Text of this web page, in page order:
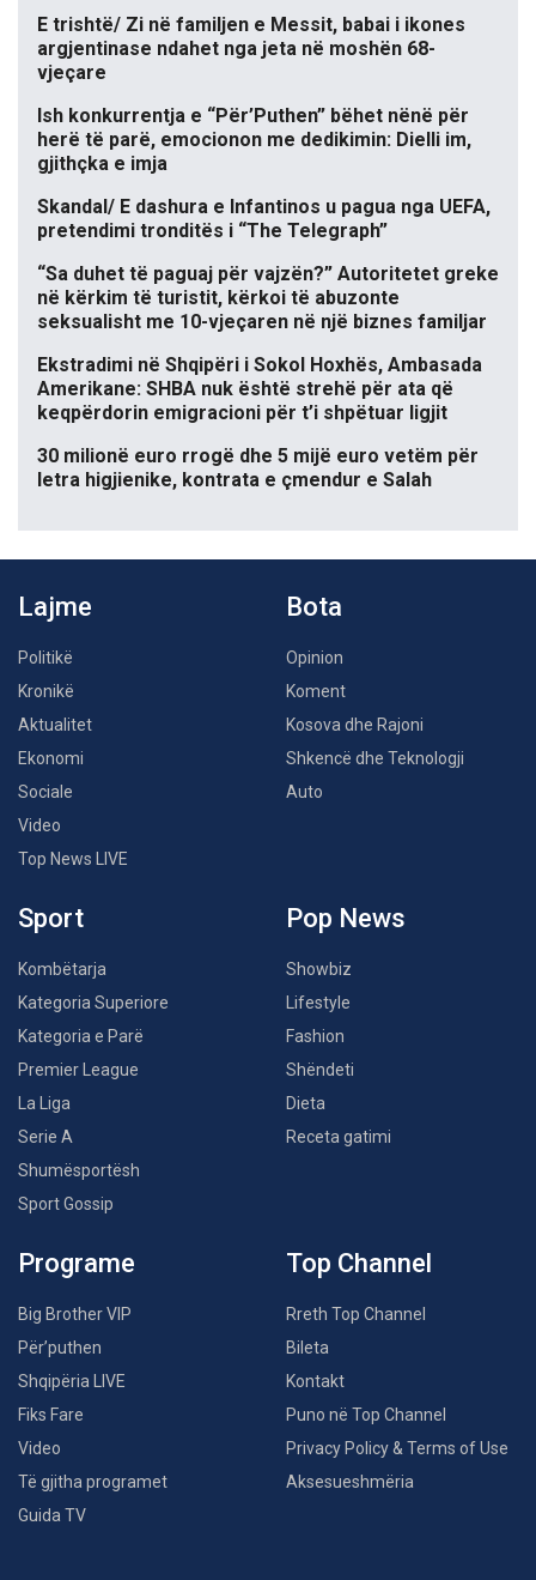
E trishtë/ Zi në familjen e Messit, babai i ikones
argjentinase ndahet nga jeta në moshën 68-
vjeçare
Ish konkurrentja e “Për’Puthen” bëhet nënë për
herë të parë, emocionon me dedikimin: Dielli im,
gjithçka e imja
Skandal/ E dashura e Infantinos u pagua nga UEFA,
pretendimi tronditës i “The Telegraph”
“Sa duhet të paguaj për vajzën?” Autoritetet greke
në kërkim të turistit, kërkoi të abuzonte
seksualisht me 10-vjeçaren në një biznes familjar
Ekstradimi në Shqipëri i Sokol Hoxhës, Ambasada
Amerikane: SHBA nuk është strehë për ata që
keqpërdorin emigracioni për t’i shpëtuar ligjit
30 milionë euro rrogë dhe 5 mijë euro vetëm për
letra higjienike, kontrata e çmendur e Salah
Lajme
Politikë
Kronikë
Aktualitet
Ekonomi
Sociale
Video
Top News LIVE
Bota
Opinion
Koment
Kosova dhe Rajoni
Shkencë dhe Teknologji
Auto
Sport
Kombëtarja
Kategoria Superiore
Kategoria e Parë
Premier League
La Liga
Serie A
Shumësportësh
Sport Gossip
Pop News
Showbiz
Lifestyle
Fashion
Shëndeti
Dieta
Receta gatimi
Programe
Big Brother VIP
Për’puthen
Shqipëria LIVE
Fiks Fare
Video
Të gjitha programet
Guida TV
Top Channel
Rreth Top Channel
Bileta
Kontakt
Puno në Top Channel
Privacy Policy & Terms of Use
Aksesueshmëria